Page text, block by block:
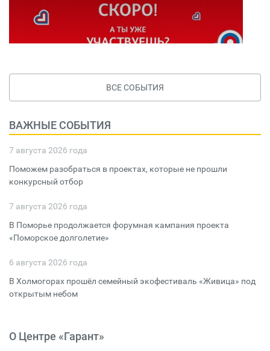
ВСЕ СОБЫТИЯ
ВАЖНЫЕ СОБЫТИЯ
7 августа 2026 года
Поможем разобраться в проектах, которые не прошли
конкурсный отбор
7 августа 2026 года
В Поморье продолжается форумная кампания проекта
«Поморское долголетие»
6 августа 2026 года
В Холмогорах прошёл семейный экофестиваль «Живица» под
открытым небом
О Центре «Гарант»